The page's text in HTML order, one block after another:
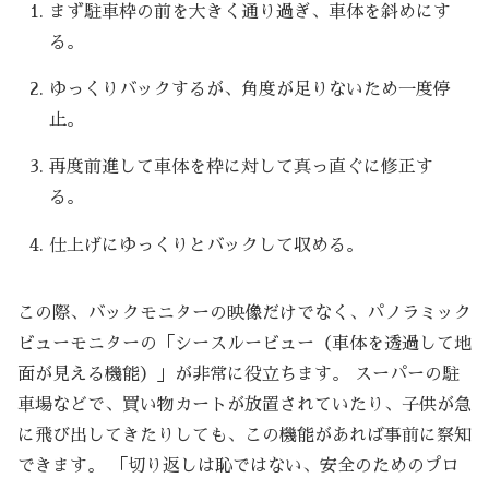
まず駐車枠の前を大きく通り過ぎ、車体を斜めにす
る。
ゆっくりバックするが、角度が足りないため一度停
止。
再度前進して車体を枠に対して真っ直ぐに修正す
る。
仕上げにゆっくりとバックして収める。
この際、バックモニターの映像だけでなく、パノラミック
ビューモニターの「シースルービュー（車体を透過して地
面が見える機能）」が非常に役立ちます。 スーパーの駐
車場などで、買い物カートが放置されていたり、子供が急
に飛び出してきたりしても、この機能があれば事前に察知
できます。 「切り返しは恥ではない、安全のためのプロ